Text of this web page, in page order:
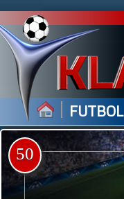
| FUTBOL
50